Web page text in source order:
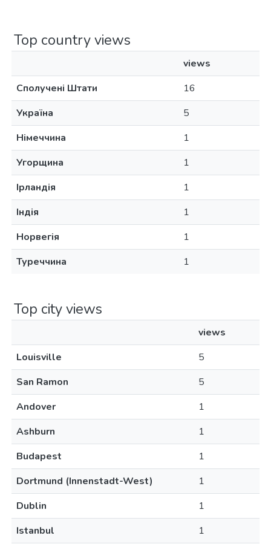
Top country views
views
Сполучені Штати
16
Україна
5
Німеччина
1
Угорщина
1
Ірландія
1
Індія
1
Норвегія
1
Туреччина
1
Top city views
views
Louisville
5
San Ramon
5
Andover
1
Ashburn
1
Budapest
1
Dortmund (Innenstadt-West)
1
Dublin
1
Istanbul
1